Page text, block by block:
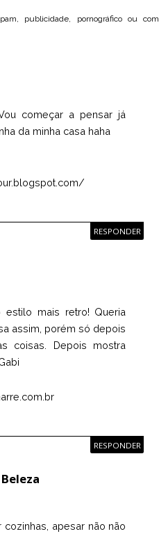
publicidade, pornográfico ou com
começar a pensar já
da minha casa haha
RESPONDER
estilo mais retro! Queria
assim, porém só depois
coisas. Depois mostra
RESPONDER
cozinhas, apesar não não